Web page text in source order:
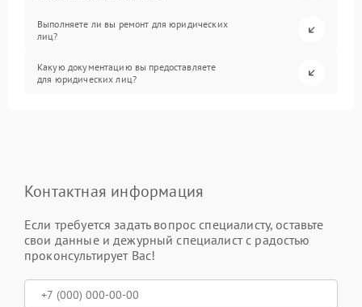
Выполняете ли вы ремонт для юридических
лиц?
Какую документацию вы предоставляете
для юридических лиц?
Контактная информация
Если требуется задать вопрос специалисту, оставьте
свои данные и дежурный специалист с радостью
проконсультирует Вас!